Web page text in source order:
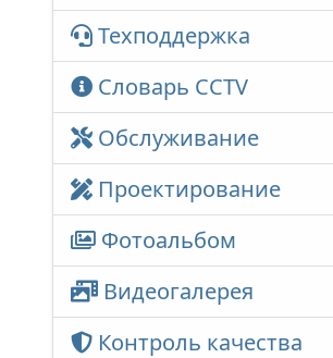
Техподдержка
Словарь CCTV
Обслуживание
Проектирование
Фотоальбом
Видеогалерея
Контроль качества